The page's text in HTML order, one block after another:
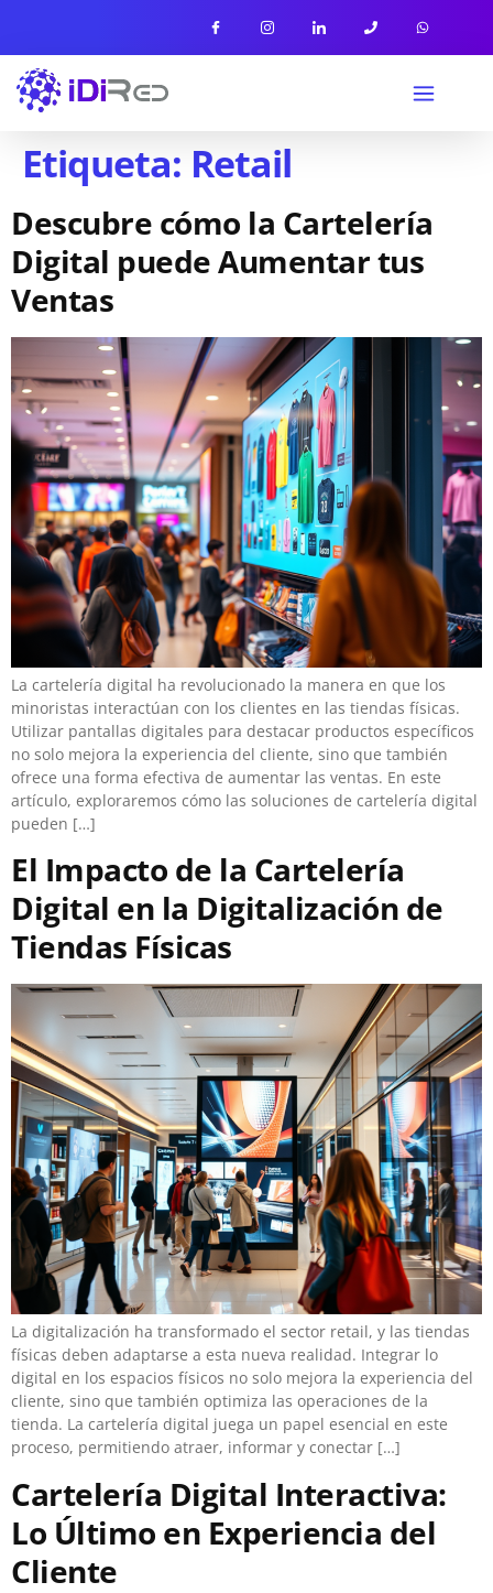
Etiqueta: Retail
Descubre cómo la Cartelería
Digital puede Aumentar tus
Ventas
La cartelería digital ha revolucionado la manera en que los
minoristas interactúan con los clientes en las tiendas físicas.
Utilizar pantallas digitales para destacar productos específicos
no solo mejora la experiencia del cliente, sino que también
ofrece una forma efectiva de aumentar las ventas. En este
artículo, exploraremos cómo las soluciones de cartelería digital
pueden […]
El Impacto de la Cartelería
Digital en la Digitalización de
Tiendas Físicas
La digitalización ha transformado el sector retail, y las tiendas
físicas deben adaptarse a esta nueva realidad. Integrar lo
digital en los espacios físicos no solo mejora la experiencia del
cliente, sino que también optimiza las operaciones de la
tienda. La cartelería digital juega un papel esencial en este
proceso, permitiendo atraer, informar y conectar […]
Cartelería Digital Interactiva:
Lo Último en Experiencia del
Cliente